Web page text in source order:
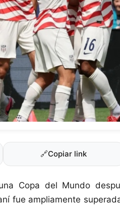
🔗Copiar link
Copa del Mundo
fue ampliamente